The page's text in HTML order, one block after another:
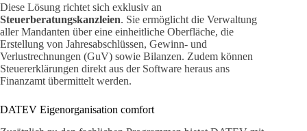
Diese Lösung richtet sich exklusiv an
Steuerberatungskanzleien. Sie ermöglicht die Verwaltung
aller Mandanten über eine einheitliche Oberfläche, die
Erstellung von Jahresabschlüssen, Gewinn- und
Verlustrechnungen (GuV) sowie Bilanzen. Zudem können
Steuererklärungen direkt aus der Software heraus ans
Finanzamt übermittelt werden.
DATEV Eigenorganisation comfort